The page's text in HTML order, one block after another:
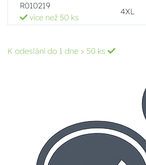
R010219
více než 50 ks
4XL
K odeslání do 1 dne > 50 ks